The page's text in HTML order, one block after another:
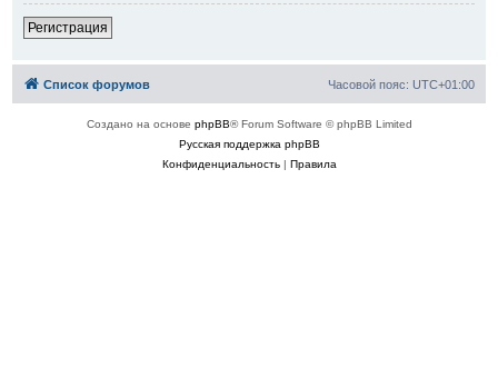
Регистрация
Список форумов Часовой пояс: UTC+01:00
Создано на основе phpBB® Forum Software © phpBB Limited
Русская поддержка phpBB
Конфиденциальность| Правила